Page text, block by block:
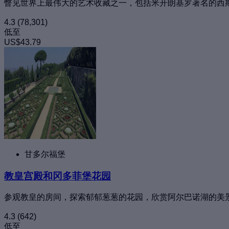
瞥见世界上最伟大的艺术收藏之一，包括米开朗基罗著名的西
4.3 (78,301)
低至
US$43.79
甘多尔福堡
教皇宫殿和冈多菲堡花园
参观教皇的房间，探索郁郁葱葱的花园，欣赏阿尔巴诺湖的美
4.3 (642)
低至